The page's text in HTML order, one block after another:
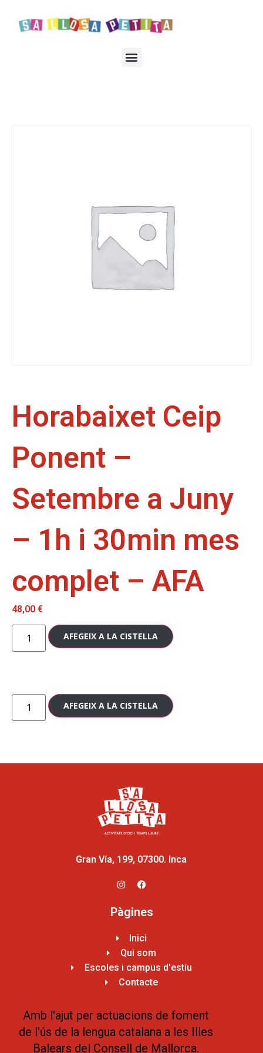
Horabaixet Ceip
Ponent –
Setembre a Juny
– 1h i 30min mes
complet – AFA
48,00 €
AFEGEIX A LA CISTELLA
AFEGEIX A LA CISTELLA
Gran Vía, 199, 07300. Inca
Pàgines
Inici
Qui som
Escoles i campus d'estiu
Contacte
Amb l'ajut per actuacions de foment
de l'ús de la lengua catalana a les Illes
Balears del Consell de Mallorca.